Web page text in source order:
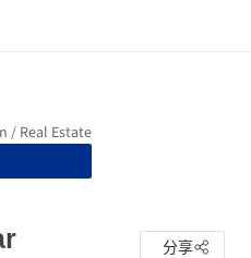
分享